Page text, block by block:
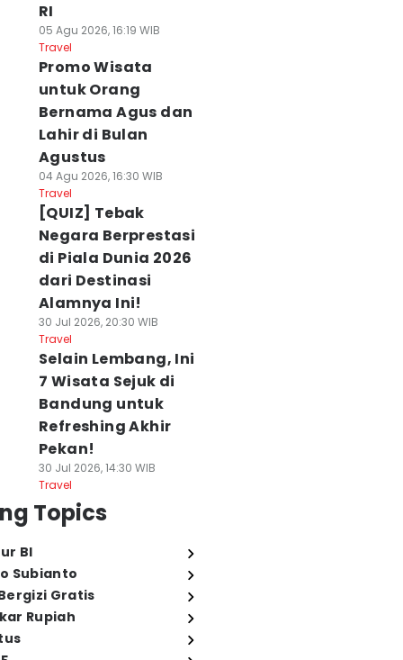
RI
05 Agu 2026, 16:19 WIB
Travel
Promo Wisata
untuk Orang
Bernama Agus dan
Lahir di Bulan
Agustus
04 Agu 2026, 16:30 WIB
Travel
[QUIZ] Tebak
Negara Berprestasi
di Piala Dunia 2026
dari Destinasi
Alamnya Ini!
30 Jul 2026, 20:30 WIB
Travel
Selain Lembang, Ini
7 Wisata Sejuk di
Bandung untuk
Refreshing Akhir
Pekan!
30 Jul 2026, 14:30 WIB
Travel
Topics
BI
Subianto
Gratis
Rupiah